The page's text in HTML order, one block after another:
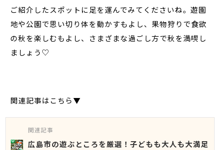
ご紹介したスポットに足を運んでみてくださいね。遊園
地や公園で思い切り体を動かすもよし、果物狩りで食欲
の秋を楽しむもよし、さまざまな過ごし方で秋を満喫し
ましょう♡
関連記事はこちら▼
関連記事
広島市の遊ぶところを厳選！子どもも大人も大満足